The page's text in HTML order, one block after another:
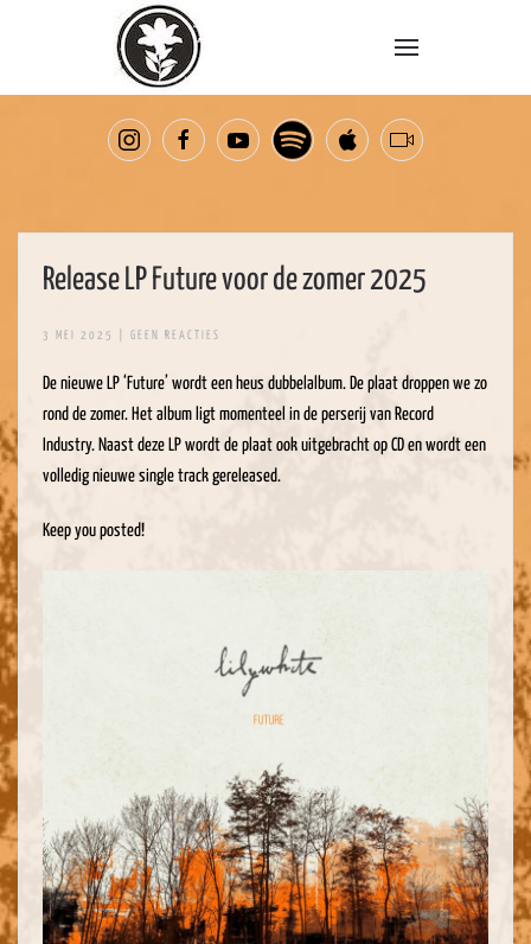
Overslaan en naar de inhoud gaan
Release LP Future voor de zomer 2025
3 MEI 2025 GEEN REACTIES
FUTURE
DE
ZOMER
2025
De nieuwe LP ‘Future’ wordt een heus dubbelalbum. De plaat droppen we zo
rond de zomer. Het album ligt momenteel in de perserij van Record
Industry. Naast deze LP wordt de plaat ook uitgebracht op CD en wordt een
volledig nieuwe single track gereleased.
Keep you posted!